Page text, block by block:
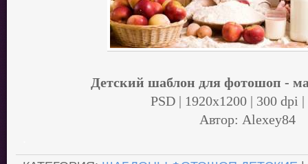
Детский шаблон для фотошоп -
PSD | 1920x1200 | 300 dpi
Автор: Alexey84